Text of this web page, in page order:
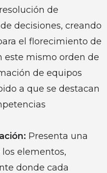
de
decisiones, creando
el florecimiento de
este mismo orden de
de equipos
a que se destacan
Presenta una
elementos,
donde cada